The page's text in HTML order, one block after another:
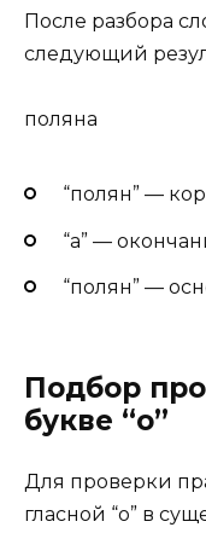
После разбора
следующий
поляна
“полян” —
“а” —
“полян” —
Подбор
букве “о”
Для проверки
гласной “о” в